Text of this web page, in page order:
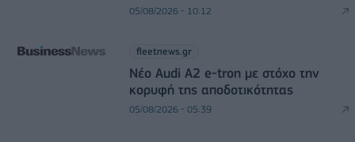
05/08/2026 - 10:12
fleetnews.gr
Νέο Audi A2 e-tron με στόχο την
κορυφή της αποδοτικότητας
05/08/2026 - 05:39